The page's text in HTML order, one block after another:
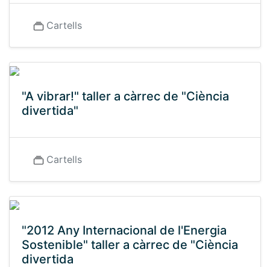
Cartells
"A vibrar!" taller a càrrec de "Ciència
divertida"
Cartells
"2012 Any Internacional de l'Energia
Sostenible" taller a càrrec de "Ciència
divertida